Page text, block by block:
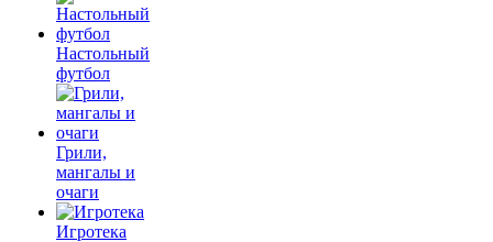
Настольный
футбол
Грили,
мангалы и
очаги
Игротека